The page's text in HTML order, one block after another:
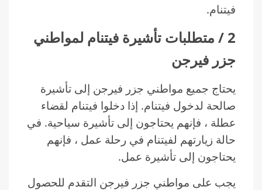
فيتنام.
2 / متطلبات تأشيرة فيتنام لمواطني
جزر فيرجن
يحتاج جميع مواطني جزر فيرجن إلى تأشيرة
صالحة لدخول فيتنام. إذا دخلوا فيتنام لقضاء
عطلة ، فإنهم يحتاجون إلى تأشيرة سياحية. في
حالة زيارتهم لفيتنام في رحلة عمل ، فإنهم
يحتاجون إلى تأشيرة عمل.
يجب على مواطني جزر فيرجن التقدم للحصول